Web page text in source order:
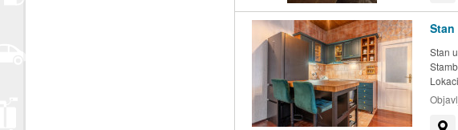
Stan
Stan